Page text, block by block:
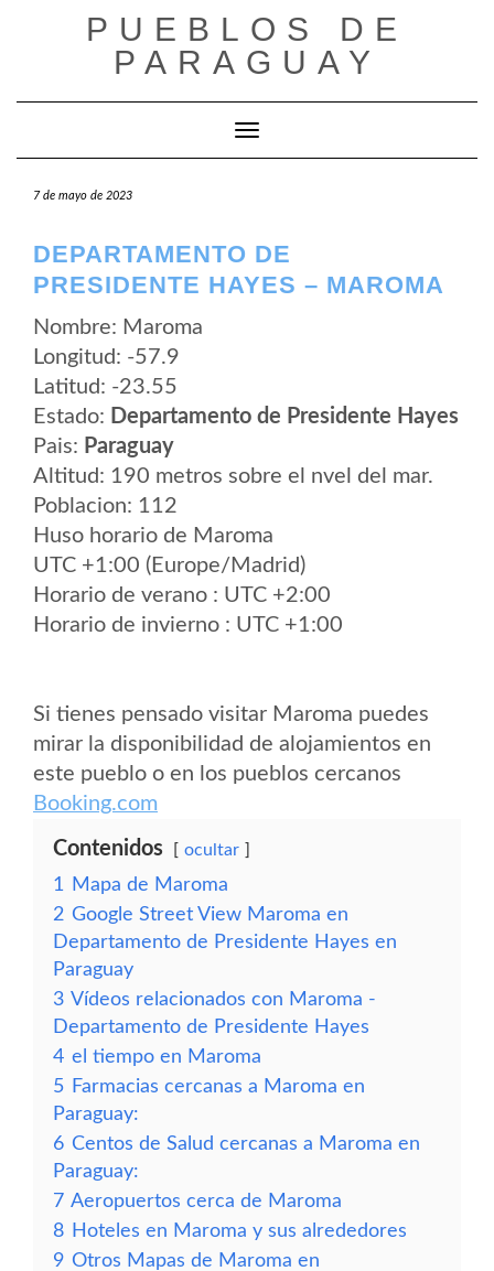
PUEBLOS DE
PARAGUAY
Cambiar modo de navegación
7 de mayo de 2023
DEPARTAMENTO DE
PRESIDENTE HAYES – MAROMA
Nombre: Maroma
Longitud: -57.9
Latitud: -23.55
Estado: Departamento de Presidente Hayes
Pais: Paraguay
Altitud: 190 metros sobre el nvel del mar.
Poblacion: 112
Huso horario de Maroma
UTC +1:00 (Europe/Madrid)
Horario de verano : UTC +2:00
Horario de invierno : UTC +1:00
Si tienes pensado visitar Maroma puedes
mirar la disponibilidad de alojamientos en
este pueblo o en los pueblos cercanos
Booking.com
Contenidos ocultar
1
Mapa de Maroma
2 Google Street View Maroma en
Departamento de Presidente Hayes en
Paraguay
3 Vídeos relacionados con Maroma -
Departamento de Presidente Hayes
4 el tiempo en Maroma
5 Farmacias cercanas a Maroma en
Paraguay:
6 Centos de Salud cercanas a Maroma en
Paraguay:
7 Aeropuertos cerca de Maroma
8 Hoteles en Maroma y sus alrededores
9 Otros Mapas de Maroma en